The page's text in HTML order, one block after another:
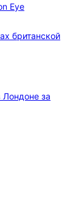
Eye
британской